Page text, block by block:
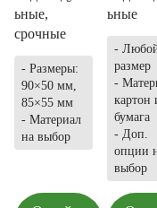
ьные,
срочные
- Размеры:
90×50 мм,
85×55 мм
- Материал
на выбор
ьные
-
размер
-
картон
бумага
- Доп.
опции
выбор